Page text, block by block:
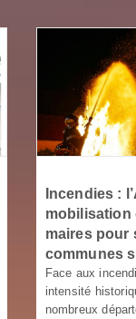
Incendies :
mobilisation
maires pour
communes
Face aux
intensité
nombreux